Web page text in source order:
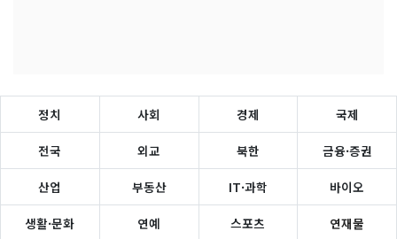
정치 사회 경제 국제
전국 외교 북한 금융·증권
산업 부동산 IT·과학 바이오
생활·문화 연예 스포츠 연재물